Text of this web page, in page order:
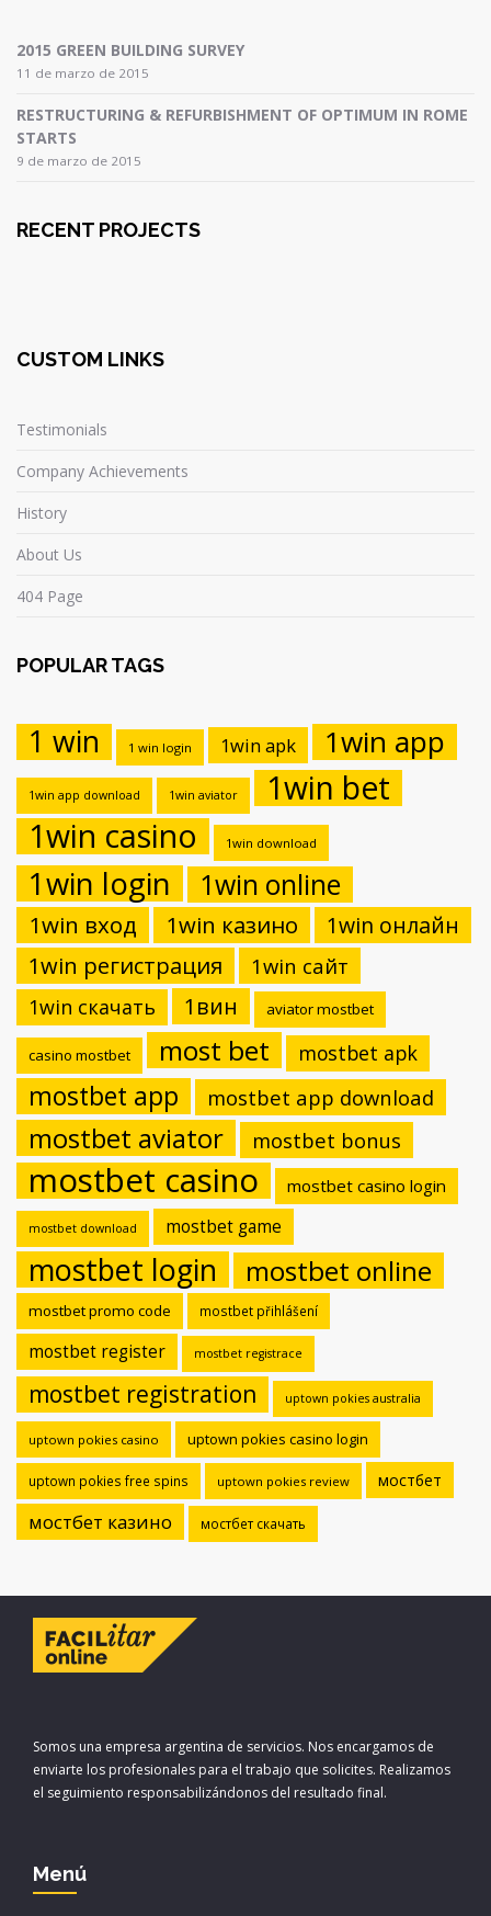
2015 GREEN BUILDING SURVEY
11 de marzo de 2015
RESTRUCTURING & REFURBISHMENT OF OPTIMUM IN ROME
STARTS
9 de marzo de 2015
RECENT PROJECTS
CUSTOM LINKS
Testimonials
Company Achievements
History
About Us
404 Page
POPULAR TAGS
1 win 1 win login 1win apk 1win app
1win app download 1win aviator
1win bet
1win casino
1win download
1win login 1win online
1win вход 1win казино
1win онлайн
1win регистрация
1win сайт
1win скачать 1вин aviator mostbet
casino mostbet most bet mostbet apk
mostbet app mostbet app download
mostbet aviator mostbet bonus
mostbet casino mostbet casino login
mostbet download mostbet game
mostbet login mostbet online
mostbet promo code mostbet přihlášení
mostbet register mostbet registrace
mostbet registration uptown pokies australia
uptown pokies casino uptown pokies casino login
uptown pokies free spins uptown pokies review мостбет
мостбет казино мостбет скачать
Somos una empresa argentina de servicios. Nos encargamos de
enviarte los profesionales para el trabajo que solicites. Realizamos
el seguimiento responsabilizándonos del resultado final.
Menú